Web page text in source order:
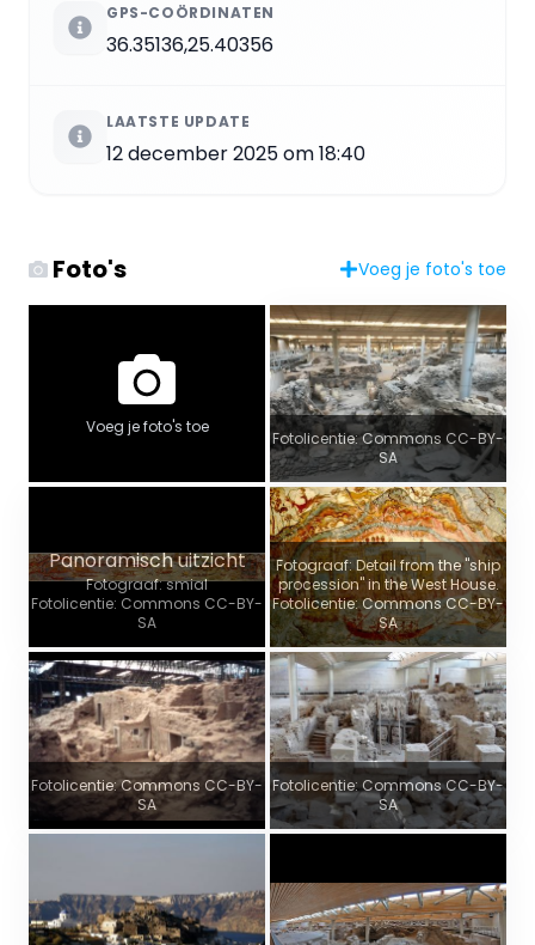
GPS-COÖRDINATEN
36.35136,25.40356
LAATSTE UPDATE
12 december 2025 om 18:40
Foto's Voeg je foto's toe
Voeg je foto's toe
Fotolicentie: Commons CC-BY-
SA
Panoramisch uitzicht
Fotograaf: smial
Fotolicentie: Commons CC-BY-
SA
Fotograaf: Detail from the "ship
procession" in the West House.
Fotolicentie: Commons CC-BY-
SA
Fotolicentie: Commons CC-BY-
SA
Fotolicentie: Commons CC-BY-
SA